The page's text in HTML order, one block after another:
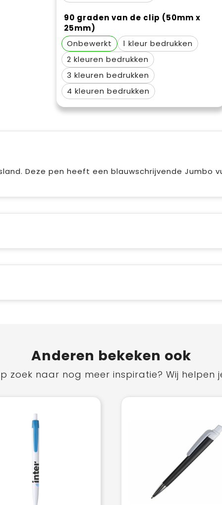
90 graden van de clip (50mm x
25mm)
Onbewerkt
1
2
3
4
Deze pen heeft een blauwschrijvende Jumbo
Anderen bekeken ook
zoek naar nog meer inspiratie? Wij helpen